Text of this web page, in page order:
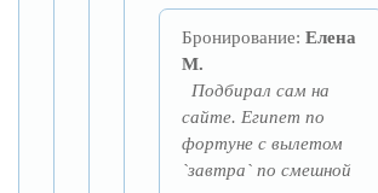
Бронирование: Елена
М.
Подбирал сам на
сайте. Египет по
фортуне с вылетом
`завтра` по смешной